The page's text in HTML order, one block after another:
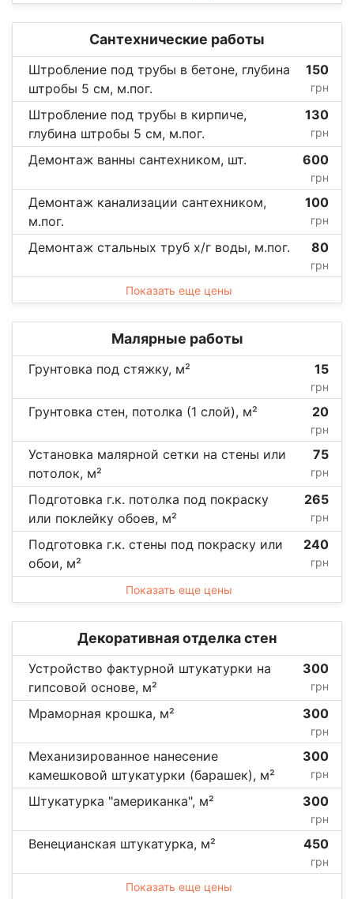
Сантехнические работы
Штробление под трубы в бетоне, глубина
штробы 5 см, м.пог.
150
грн
Штробление под трубы в кирпиче,
глубина штробы 5 см, м.пог.
130
грн
Демонтаж ванны сантехником, шт. 600
грн
Демонтаж канализации сантехником,
м.пог.
100
грн
Демонтаж стальных труб х/г воды, м.пог. 80
грн
Показать еще цены
Малярные работы
Грунтовка под стяжку, м² 15
грн
Грунтовка стен, потолка (1 слой), м² 20
грн
Установка малярной сетки на стены или
потолок, м²
75
грн
Подготовка г.к. потолка под покраску
или поклейку обоев, м²
265
грн
Подготовка г.к. стены под покраску или
обои, м²
240
грн
Показать еще цены
Декоративная отделка стен
Устройство фактурной штукатурки на
гипсовой основе, м²
300
грн
Мраморная крошка, м² 300
грн
Механизированное нанесение
камешковой штукатурки (барашек), м²
300
грн
Штукатурка "американка", м² 300
грн
Венецианская штукатурка, м² 450
грн
Показать еще цены